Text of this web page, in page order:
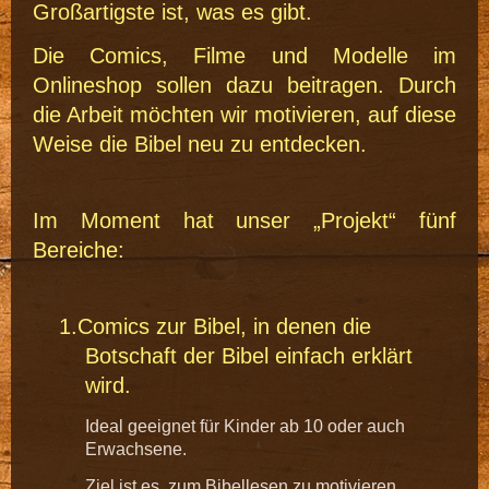
Großartigste ist, was es gibt.
Die Comics, Filme und Modelle im
Onlineshop sollen dazu beitragen. Durch
die Arbeit möchten wir motivieren, auf diese
Weise die Bibel neu zu entdecken.
Im Moment hat unser „Projekt“ fünf
Bereiche:
1.Comics zur Bibel, in denen die
Botschaft der Bibel einfach erklärt
wird.
Ideal geeignet für Kinder ab 10 oder auch
Erwachsene.